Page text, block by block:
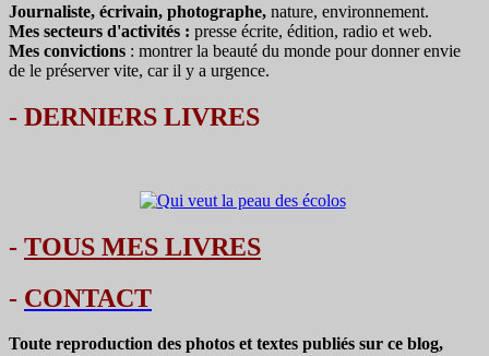
Journaliste, écrivain, photographe, nature, environnement.
Mes secteurs d'activités : presse écrite, édition, radio et web.
Mes convictions : montrer la beauté du monde pour donner envie
de le préserver vite, car il y a urgence.
- DERNIERS LIVRES
- TOUS MES LIVRES
- CONTACT
Toute reproduction des photos et textes publiés sur ce blog,